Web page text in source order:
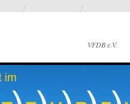
VFDB e.V.